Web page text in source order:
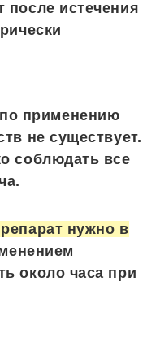
после истечения
применению
не существует.
соблюдать все
нужно в
около часа при